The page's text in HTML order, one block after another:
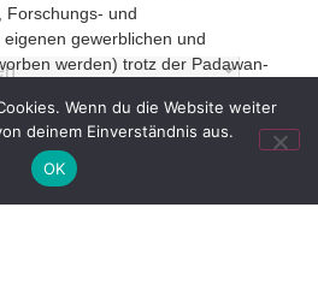
Forschungs- und
gewerblichen und
werden) trotz der Padawan-
Wenn du die Website weiter
deinem Einverständnis aus.
OK